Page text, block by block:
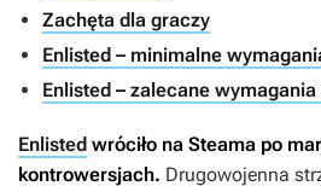
Zachęta dla graczy
Enlisted – minimalne
Enlisted – zalecane
Enlisted wróciło na Steama po
kontrowersjach. Drugowojenna